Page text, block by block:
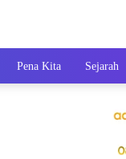
Pena Kita Sejarah